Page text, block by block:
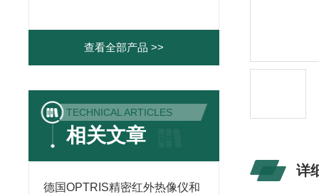
查看全部产品 >>
TECHNICAL ARTICLES
相关文章
德国OPTRIS精密红外热像仪和
详